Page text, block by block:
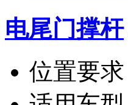
电尾门撑杆
位置要求